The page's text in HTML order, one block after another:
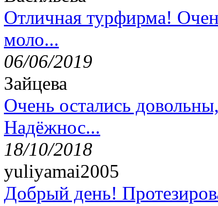
Отличная турфирма!
моло...
06/06/2019
Зайцева
Очень остались
Надёжнос...
18/10/2018
yuliyamai2005
Добрый день!